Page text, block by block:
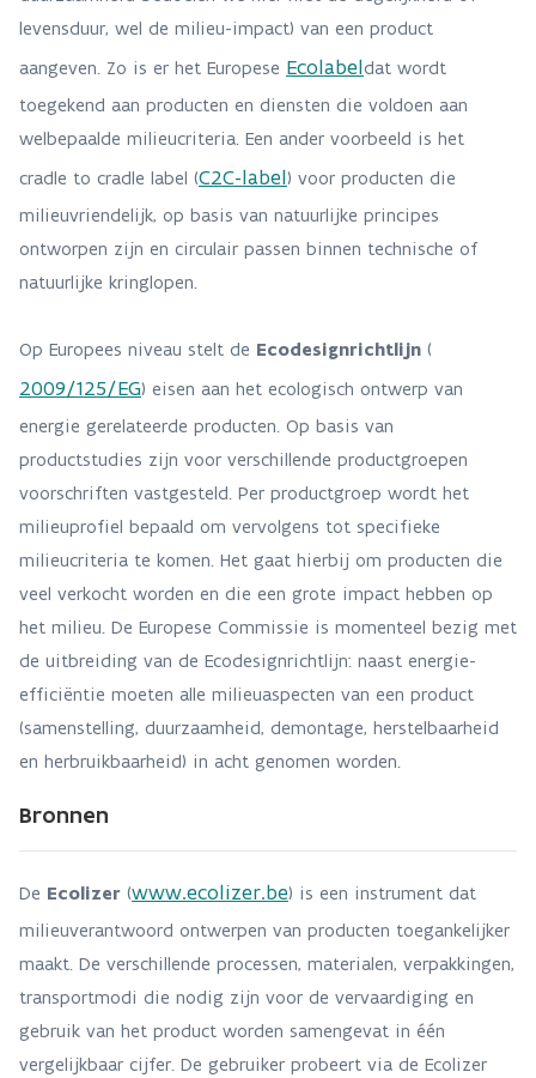
levensduur, wel de milieu-impact) van een product
aangeven. Zo is er het Europese Ecolabeldat wordt
toegekend aan producten en diensten die voldoen aan
welbepaalde milieucriteria. Een ander voorbeeld is het
cradle to cradle label (C2C-label) voor producten die
milieuvriendelijk, op basis van natuurlijke principes
ontworpen zijn en circulair passen binnen technische of
natuurlijke kringlopen.
Op Europees niveau stelt de Ecodesignrichtlijn (
2009/125/EG) eisen aan het ecologisch ontwerp van
energie gerelateerde producten. Op basis van
productstudies zijn voor verschillende productgroepen
voorschriften vastgesteld. Per productgroep wordt het
milieuprofiel bepaald om vervolgens tot specifieke
milieucriteria te komen. Het gaat hierbij om producten die
veel verkocht worden en die een grote impact hebben op
het milieu. De Europese Commissie is momenteel bezig met
de uitbreiding van de Ecodesignrichtlijn: naast energie-
efficiëntie moeten alle milieuaspecten van een product
(samenstelling, duurzaamheid, demontage, herstelbaarheid
en herbruikbaarheid) in acht genomen worden.
Bronnen
De Ecolizer (www.ecolizer.be) is een instrument dat
milieuverantwoord ontwerpen van producten toegankelijker
maakt. De verschillende processen, materialen, verpakkingen,
transportmodi die nodig zijn voor de vervaardiging en
gebruik van het product worden samengevat in één
vergelijkbaar cijfer. De gebruiker probeert via de Ecolizer